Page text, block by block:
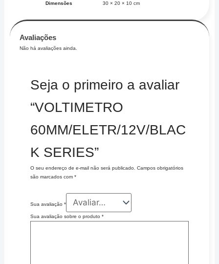
Dimensões 30 × 20 × 10 cm
Avaliações
Não há avaliações ainda.
Seja o primeiro a avaliar
“VOLTIMETRO
60MM/ELETR/12V/BLAC
K SERIES”
O seu endereço de e-mail não será publicado. Campos obrigatórios
são marcados com *
Sua avaliação *
Sua avaliação sobre o produto *